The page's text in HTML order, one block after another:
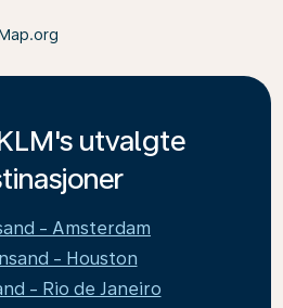
utvalgte
- Amsterdam
- Houston
- Rio de Janeiro